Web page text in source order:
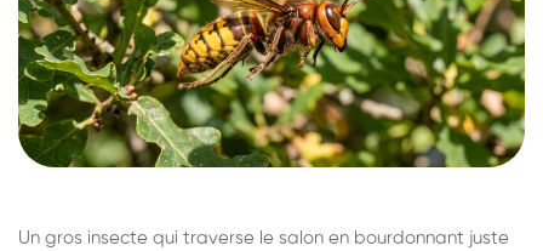
Un gros insecte qui traverse le salon en bourdonnant juste